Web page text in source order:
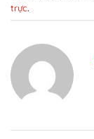
trực.